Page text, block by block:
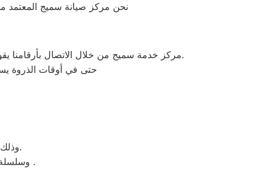
نحن مركز صيانة سميج
مركز خدمة سميج من خلال الاتصال بأرقامنا يقوم مركز صيانة سميج بتوحيد كل الخدمات في مكان واحد وفي أسرع وقت كخدمات مابعد البيع والمبيعات والشكاوي.
حتى في أوقات الذروة
وذلك ببساطة نحن نقدم خدمة الصيانة محترفة من خلال مركز رئيسي بالرحاب.
وسلسلة من الفروع لخدمة منتج لصيانة ثلاجاتات سميج فوق اوتوماتيك وتحميل امامي .